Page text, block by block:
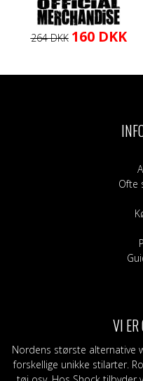
264DKK Den
var:
160 DKKDen
er:
kan
Ofte
VI ER
Nordens største alternative
forskellige unikke stilarter.